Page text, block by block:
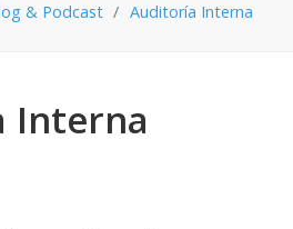
& Podcast Auditoría Interna
Interna